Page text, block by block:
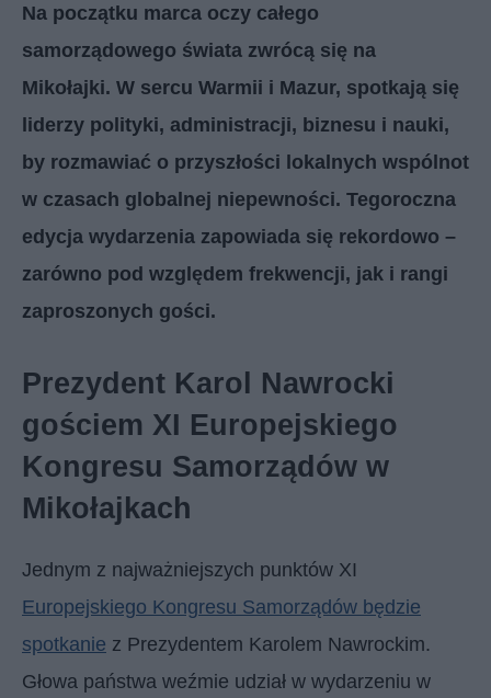
Na początku marca oczy całego
samorządowego świata zwrócą się na
Mikołajki. W sercu Warmii i Mazur, spotkają się
liderzy polityki, administracji, biznesu i nauki,
by rozmawiać o przyszłości lokalnych wspólnot
w czasach globalnej niepewności. Tegoroczna
edycja wydarzenia zapowiada się rekordowo –
zarówno pod względem frekwencji, jak i rangi
zaproszonych gości.
Prezydent Karol Nawrocki
gościem XI Europejskiego
Kongresu Samorządów w
Mikołajkach
Jednym z najważniejszych punktów XI
Europejskiego Kongresu Samorządów będzie
spotkanie z Prezydentem Karolem Nawrockim.
Głowa państwa weźmie udział w wydarzeniu w